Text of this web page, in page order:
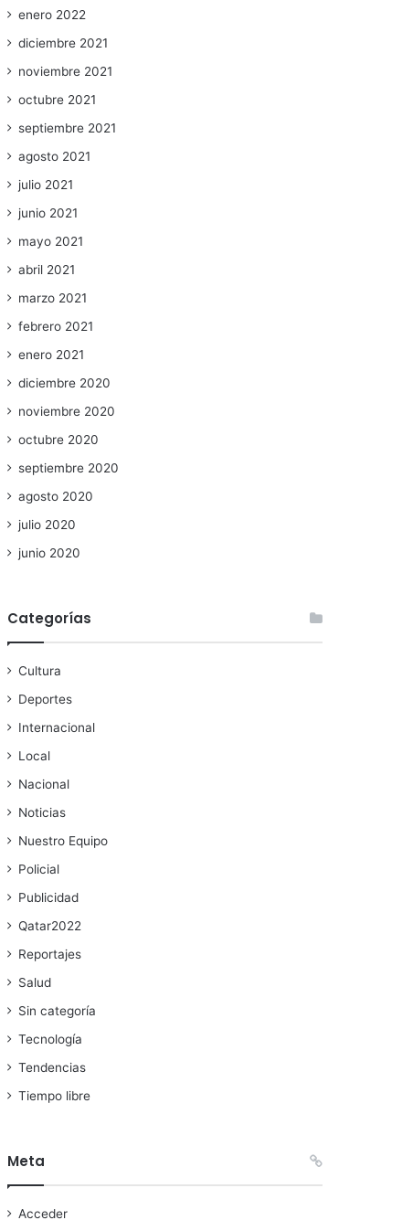
enero 2022
diciembre 2021
noviembre 2021
octubre 2021
septiembre 2021
agosto 2021
julio 2021
junio 2021
mayo 2021
abril 2021
marzo 2021
febrero 2021
enero 2021
diciembre 2020
noviembre 2020
octubre 2020
septiembre 2020
agosto 2020
julio 2020
junio 2020
Categorías
Cultura
Deportes
Internacional
Local
Nacional
Noticias
Nuestro Equipo
Policial
Publicidad
Qatar2022
Reportajes
Salud
Sin categoría
Tecnología
Tendencias
Tiempo libre
Meta
Acceder